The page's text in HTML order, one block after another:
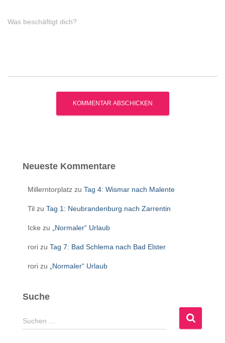
Was beschäftigt dich?
Neueste Kommentare
Millerntorplatz zu Tag 4: Wismar nach Malente
Til zu Tag 1: Neubrandenburg nach Zarrentin
Icke zu „Normaler“ Urlaub
rori zu Tag 7: Bad Schlema nach Bad Elster
rori zu „Normaler“ Urlaub
Suche
S
u
Suchen …